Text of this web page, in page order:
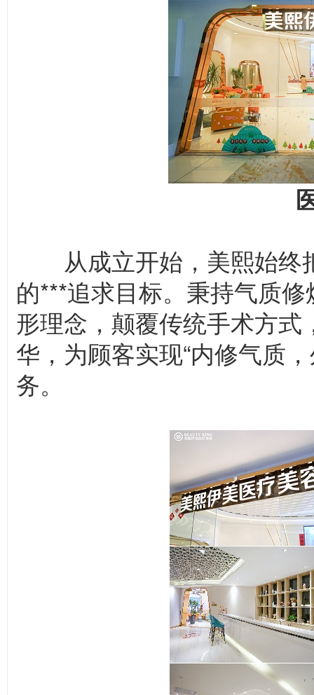
从成立开始，美熙始终
的***追求目标。秉持气质
形理念，颠覆传统手术方
华，为顾客实现“内修气质
务。